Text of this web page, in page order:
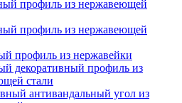
профиль из нержавеющей
профиль из нержавеющей
профиль из нержавейки
декоративный профиль из
стали
антивандальный угол из